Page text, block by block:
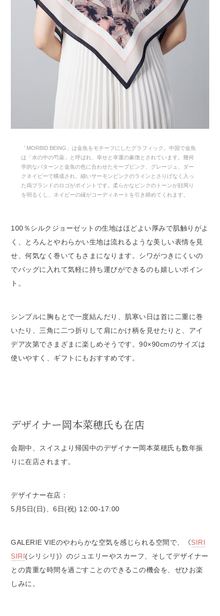
「MORBID BEING」は金魚をモチーフにしたグラフィック。中国で金魚
は「水の中の芍薬」と呼ばれ、幸せと幸運の象徴とされています。幾何
学的なパターンと金魚の色に合わせたモーブピンク、グレージュ、ダー
クネイビーで構成され、細いサーモンピンクのラインとさりげなく入っ
た両ブランドのロゴがポイントです。柔らかなピンクのトーンが顔周り
を明るくし、ネイビーの縁がコーディネートを引き締めてくれます。
100％シルクジョーゼットの生地はほどよい厚みで肌触りがよ
く、とろんとやわらかい生地は流れるような美しい表情を見
せ、何気なく巻いてもさまになります。シワがつきにくいの
でバッグに入れて気軽に持ち運びができるのも嬉しいポイン
ト。
シンプルに胸もとで一度結んだり、肌寒い日は首に二重に巻
いたり、三角に二つ折りして肩にかけ柄を見せたりと、アイ
デア次第でさまざまに楽しめそうです。90×90cmのサイズは
使いやすく、ギフトにもおすすめです。
デザイナー岡本菜穂氏も在店
会期中、スイスより帰国中のデザイナー岡本菜穂氏も数年振
りに在店されます。
デザイナー在店：
5月5日(日)、6日(祝) 12:00-17:00
GALERIE VIEのやわらかな空気を感じられる空間で、《SIRI
SIRI(シリシリ)》のジュエリーやスカーフ、そしてデザイナー
との貴重な時間を過ごすことのできるこの機会を、ぜひお楽
しみに。